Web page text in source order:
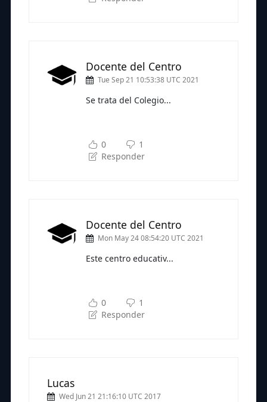
Docente del Centro
Tue Sep 21 10:53:38 UTC 2021
Se trata del Colegio...
0
1
Responder
Docente del Centro
Mon May 24 08:54:20 UTC 2021
Este centro educativ...
0
1
Responder
Lucas
Wed Jun 21 21:16:10 UTC 2017